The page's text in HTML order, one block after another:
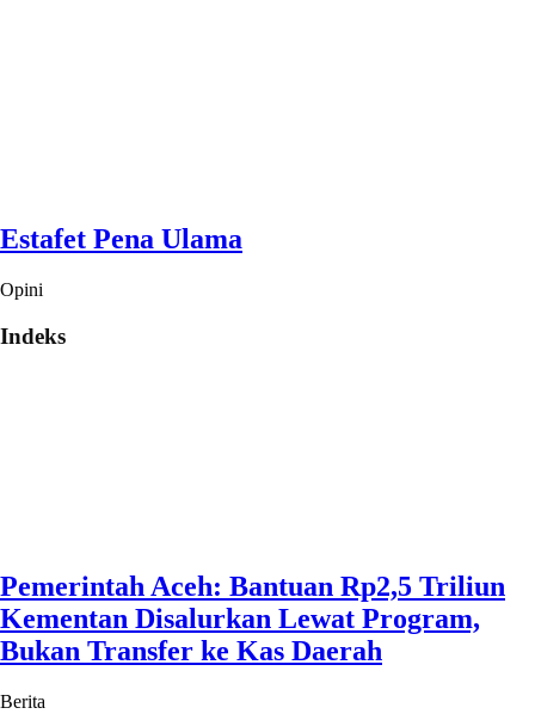
Estafet Pena Ulama
Opini
Indeks
Pemerintah Aceh: Bantuan Rp2,5 Triliun
Kementan Disalurkan Lewat Program,
Bukan Transfer ke Kas Daerah
Berita